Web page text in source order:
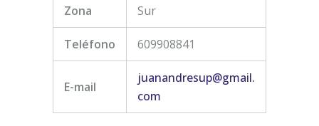
Zona Sur
Teléfono 609908841
E-mail
juanandresup@gmail.
com